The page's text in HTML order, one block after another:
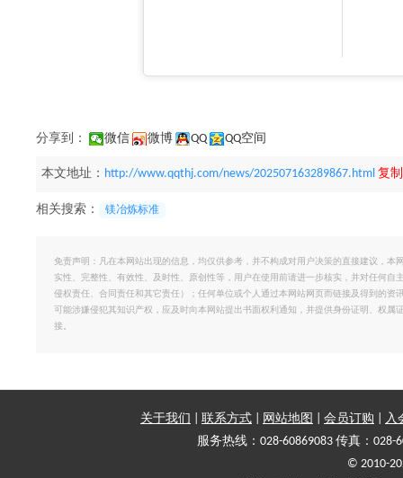
分享到： 微信 微博 QQ QQ空间
本文地址： http://www.qqthj.com/news/202507163289867.html 复
相关搜索： 镁冶炼标准
免责声明：凡在本网站出现的信息，均仅供参考，并不构成对用户决策的直接建议，
实性、完整性、有效性、及时性、原创性等，用户在使用前请进一步核实，并对任何
侵权责任、合同责任和其它责任）；任何单位或个人通过本网站网页而链接及得到的
可能涉嫌侵犯其知识产权，应及时向本网站提出书面权利通知，并提供身份证明、权
接。
关于我们 联系方式 网站地图 会员订购
入
服务热线：028-60869083 传真：028-
© 2010-